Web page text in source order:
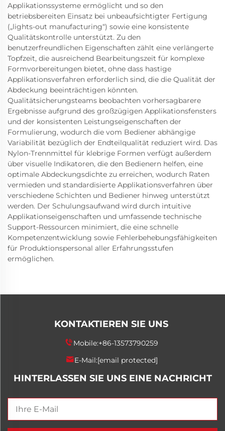
Applikationssysteme ermöglicht und so den
betriebsbereiten Einsatz bei unbeaufsichtigter Fertigung
(„lights-out manufacturing“) sowie eine konsistente
Qualitätskontrolle unterstützt. Zu den
benutzerfreundlichen Eigenschaften zählt eine verlängerte
Topfzeit, die ausreichend Bearbeitungszeit für komplexe
Formvorbereitungen bietet, ohne dass hastige
Applikationsverfahren erforderlich sind, die die Qualität der
Abdeckung beeinträchtigen könnten.
Qualitätsicherungsteams beobachten vorhersagbarere
Ergebnisse aufgrund des großzügigen Applikationsfensters
und der konsistenten Leistungseigenschaften der
Formulierung, wodurch die vom Bediener abhängige
Variabilität bezüglich der Endteilqualität reduziert wird. Das
Nylon-Trennmittel für klebrige Formen verfügt außerdem
über visuelle Indikatoren, die den Bedienern helfen, eine
optimale Abdeckungsdichte zu erreichen, wodurch Raten
vermieden und standardisierte Applikationsverfahren über
verschiedene Schichten und Bediener hinweg unterstützt
werden. Der Schulungsaufwand wird durch intuitive
Applikationseigenschaften und umfassende technische
Support-Ressourcen minimiert, die eine schnelle
Kompetenzentwicklung sowie Fehlerbehebungsfähigkeiten
für Produktionspersonal aller Erfahrungsstufen
ermöglichen.
KONTAKTIEREN SIE UNS
Mobile:+86-13573790259
E-Mail:[email protected]
HINTERLASSEN SIE UNS EINE NACHRICHT